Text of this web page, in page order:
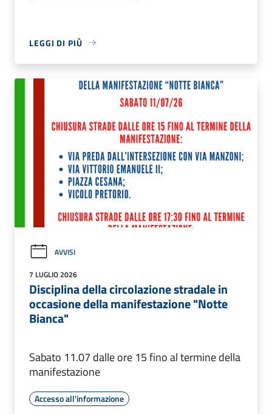
LEGGI DI PIÙ
AVVISI
7 LUGLIO 2026
Disciplina della circolazione stradale in
occasione della manifestazione "Notte
Bianca"
Sabato 11.07 dalle ore 15 fino al termine della
manifestazione
Accesso all'informazione